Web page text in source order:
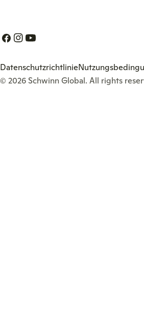
Facebook
Instagram
Youtube
© 2026 Schwinn Global. All rights
Datenschutzrichtlinie